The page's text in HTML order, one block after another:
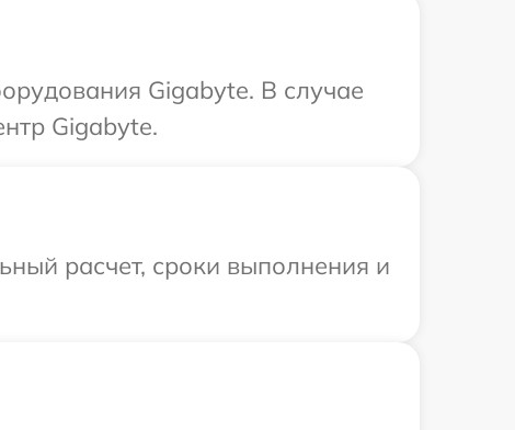
Gigabyte. В случае
Gigabyte.
расчет, сроки выполнения и